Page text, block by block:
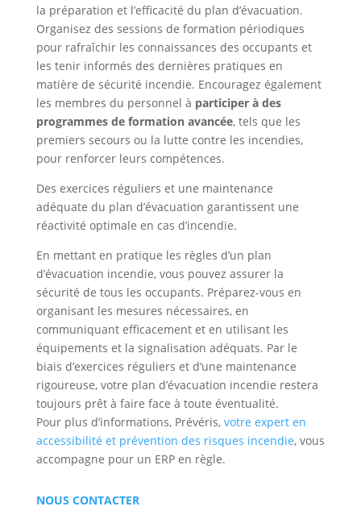
la préparation et l’efficacité du plan d’évacuation.
Organisez des sessions de formation périodiques
pour rafraîchir les connaissances des occupants et
les tenir informés des dernières pratiques en
matière de sécurité incendie. Encouragez également
les membres du personnel à participer à des
programmes de formation avancée, tels que les
premiers secours ou la lutte contre les incendies,
pour renforcer leurs compétences.
Des exercices réguliers et une maintenance
adéquate du plan d’évacuation garantissent une
réactivité optimale en cas d’incendie.
En mettant en pratique les règles d’un plan
d’évacuation incendie, vous pouvez assurer la
sécurité de tous les occupants. Préparez-vous en
organisant les mesures nécessaires, en
communiquant efficacement et en utilisant les
équipements et la signalisation adéquats. Par le
biais d’exercices réguliers et d’une maintenance
rigoureuse, votre plan d’évacuation incendie restera
toujours prêt à faire face à toute éventualité.
Pour plus d’informations, Prévéris, votre expert en
accessibilité et prévention des risques incendie, vous
accompagne pour un ERP en règle.
NOUS CONTACTER